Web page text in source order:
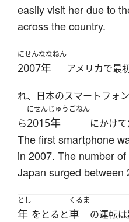
easily visit her due to
across the country.
にせんななねん
2007年 アメリカで最
れ、日本のスマートフォ
ら
にせんじゅうごねん
2015年 にかけて
The first smartphone
in 2007. The number
Japan surged between
とし
年 をとると
くるま
車 の運転